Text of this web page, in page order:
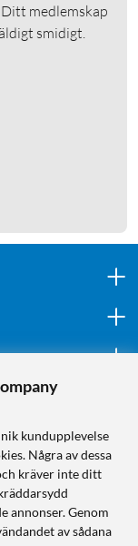
medlemskap
smidigt.
kundupplevelse
Några av dessa
kräver inte ditt
annonser. Genom
av sådana